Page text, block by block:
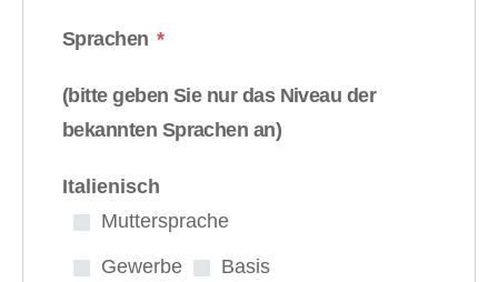
Sprachen *
(bitte geben Sie nur das Niveau der
bekannten Sprachen an)
Italienisch
Muttersprache
Gewerbe Basis